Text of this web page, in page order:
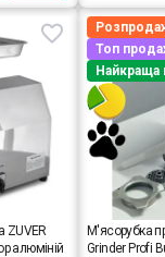
ZUVER
алюміній
Топ
Найкраща
М'ясорубка
Grinder Profi